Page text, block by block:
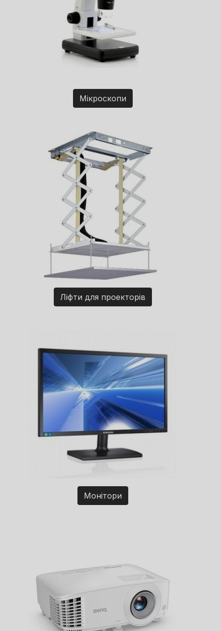
Мікроскопи
Ліфти для проекторів
Монітори